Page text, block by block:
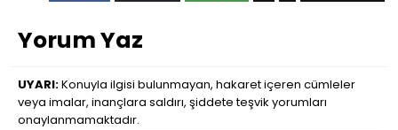
Yorum Yaz
UYARI:Konuyla ilgisi bulunmayan, hakaret içeren cümleler
veya imalar, inançlara saldırı, şiddete teşvik yorumları
onaylanmamaktadır.